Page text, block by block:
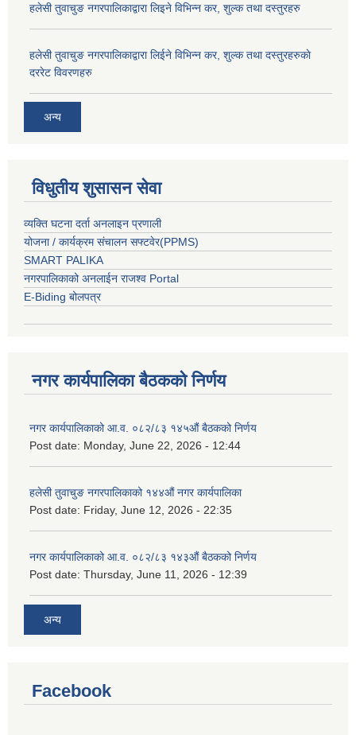
हलेसी तुवाचुङ नगरपालिकाद्वारा लिइने विभिन्न कर, शुल्क तथा दस्तुरहरु
हलेसी तुवाचुङ नगरपालिकाद्वारा लिईने विभिन्न कर, शुल्क तथा दस्तुरहरुकाे
दररेट विवरणहरु
अन्य
विधुतीय शुसासन सेवा
व्यक्ति घटना दर्ता अनलाइन प्रणाली
योजना / कार्यक्रम संचालन सफ्टवेर(PPMS)
SMART PALIKA
नगरपालिकाको अनलाईन राजश्व Portal
E-Biding बोलपत्र
नगर कार्यपालिका बैठकको निर्णय
नगर कार्यपालिकाको आ.व. ०८२/८३ १४५औं बैठकको निर्णय
Post date: Monday, June 22, 2026 - 12:44
हलेसी तुवाचुङ नगरपालिकाको १४४औं नगर कार्यपालिका
Post date: Friday, June 12, 2026 - 22:35
नगर कार्यपालिकाको आ.व. ०८२/८३ १४३औं बैठकको निर्णय
Post date: Thursday, June 11, 2026 - 12:39
अन्य
Facebook